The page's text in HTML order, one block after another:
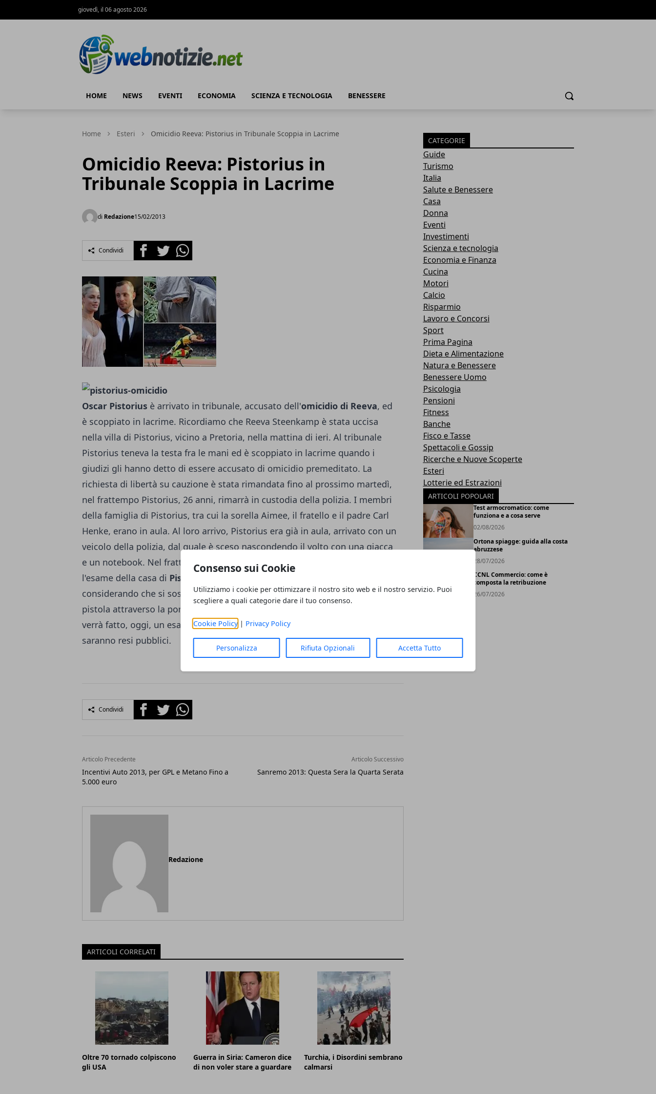
Consenso sui Cookie
Utilizziamo i cookie per ottimizzare il nostro sito web e il nostro servizio. Puoi
scegliere a quali categorie dare il tuo consenso.
Cookie Policy| Privacy Policy
Personalizza Rifiuta Opzionali Accetta Tutto
giovedì, il 06 agosto 2026
HOME NEWS EVENTI ECONOMIA SCIENZA E TECNOLOGIA BENESSERE Cerca
Home Esteri Omicidio Reeva: Pistorius in Tribunale Scoppia in Lacrime
Omicidio Reeva: Pistorius in
Tribunale Scoppia in Lacrime
di Redazione15/02/2013
Condividi FacebookTwitterWhatsapp
Oscar Pistorius è arrivato in tribunale, accusato dell'omicidio di Reeva, ed
è scoppiato in lacrime. Ricordiamo che Reeva Steenkamp è stata uccisa
nella villa di Pistorius, vicino a Pretoria, nella mattina di ieri. Al tribunale
Pistorius teneva la testa fra le mani ed è scoppiato in lacrime quando i
giudizi gli hanno detto di essere accusato di omicidio premeditato. La
richiesta di libertà su cauzione è stata rimandata fino al prossimo martedì,
nel frattempo Pistorius, 26 anni, rimarrà in custodia della polizia. I membri
della famiglia di Pistorius, tra cui la sorella Aimee, il fratello e il padre Carl
Henke, erano in aula. Al loro arrivo, Pistorius era già in aula, arrivato con un
veicolo della polizia, dal quale è sceso nascondendo il volto con una giacca
e un notebook. Nel frattempo gli esperti forensi stanno proseguendo
l'esame della casa di Pistorius
considerando che si sospetta che Reeva sia stata raggiunta da 4 colpi di
pistola attraverso la porta del bagno. La polizia ha anche fatto sapere che
verrà fatto, oggi, un esame post mortem sulla donna, ma che i risultati non
saranno resi pubblici.
Condividi FacebookTwitterWhatsapp
Articolo Precedente
Incentivi Auto 2013, per GPL e Metano Fino a
5.000 euro
Articolo Successivo
Sanremo 2013: Questa Sera la Quarta Serata
Redazione
ARTICOLI CORRELATI
Oltre 70 tornado colpiscono
gli USA
Guerra in Siria: Cameron dice
di non voler stare a guardare
Turchia, i Disordini sembrano
calmarsi
CATEGORIE
Guide
Turismo
Italia
Salute e Benessere
Casa
Donna
Eventi
Investimenti
Scienza e tecnologia
Economia e Finanza
Cucina
Motori
Calcio
Risparmio
Lavoro e Concorsi
Sport
Prima Pagina
Dieta e Alimentazione
Natura e Benessere
Benessere Uomo
Psicologia
Pensioni
Fitness
Banche
Fisco e Tasse
Spettacoli e Gossip
Ricerche e Nuove Scoperte
Esteri
Lotterie ed Estrazioni
ARTICOLI POPOLARI
Test armocromatico: come
funziona e a cosa serve
02/08/2026
Ortona spiagge: guida alla costa
abruzzese
28/07/2026
CCNL Commercio: come è
composta la retribuzione
26/07/2026